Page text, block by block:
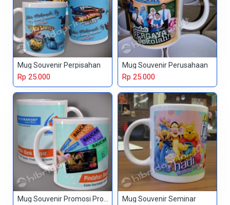
Mug Souvenir Perpisahan
Rp 25.000
Mug Souvenir Perusahaan
Rp 25.000
Mug Souvenir Seminar